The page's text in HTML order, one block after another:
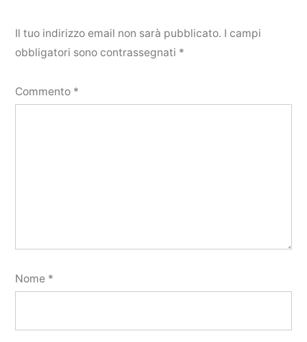
Il tuo indirizzo email non sarà pubblicato. I campi
obbligatori sono contrassegnati *
Commento *
Nome *